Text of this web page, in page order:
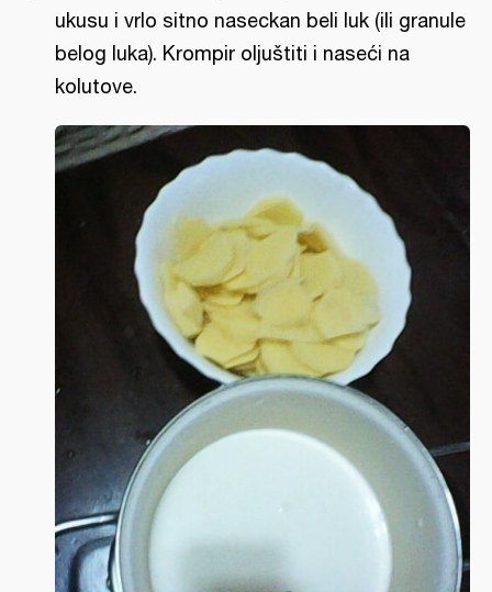
ukusu i vrlo sitno naseckan beli luk (ili granule
belog luka). Krompir oljuštiti i naseći na
kolutove.